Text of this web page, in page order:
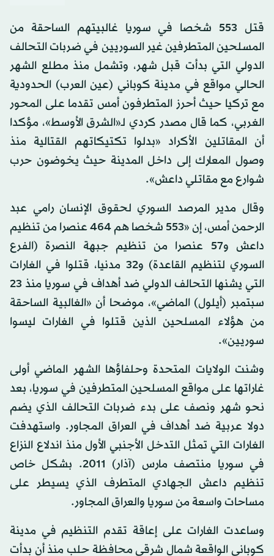
قتل 553 شخصا في سوريا غالبيتهم الساحقة من
المسلحين المتطرفين غير السوريين في ضربات التحالف
الدولي التي بدأت قبل شهر، وتشمل منذ مطلع الشهر
الحالي مواقع في مدينة كوباني (عين العرب) الحدودية
مع تركيا حيث أحرز المتطرفون أمس تقدما على المحور
الغربي، كما قال مصدر كردي لـ«الشرق الأوسط»، مؤكدا
أن المقاتلين الأكراد «بدلوا تكتيكاتهم القتالية منذ
وصول المعارك إلى داخل المدينة حيث يخوضون حرب
شوارع مع مقاتلي داعش».
وقال مدير المرصد السوري لحقوق الإنسان رامي عبد
الرحمن أمس، إن «553 شخصا هم 464 عنصرا من تنظيم
داعش و57 عنصرا من تنظيم جبهة النصرة (الفرع
السوري لتنظيم القاعدة) و32 مدنيا، قتلوا في الغارات
التي يشنها التحالف الدولي ضد أهداف في سوريا منذ 23
سبتمبر (أيلول) الماضي»، موضحا أن «الغالبية الساحقة
من هؤلاء المسلحين الذين قتلوا في الغارات ليسوا
سوريين».
وشنت الولايات المتحدة وحلفاؤها الشهر الماضي أولى
غاراتها على مواقع المسلحين المتطرفين في سوريا، بعد
نحو شهر ونصف على بدء ضربات التحالف الذي يضم
دولا عربية ضد أهداف في العراق المجاور. واستهدفت
الغارات التي تمثل التدخل الأجنبي الأول منذ اندلاع النزاع
في سوريا منتصف مارس (آذار) 2011. بشكل خاص
تنظيم داعش الجهادي المتطرف الذي يسيطر على
مساحات واسعة من سوريا والعراق المجاور.
وساعدت الغارات على إعاقة تقدم التنظيم في مدينة
كوباني الواقعة شمال شرقي محافظة حلب منذ أن بدأت